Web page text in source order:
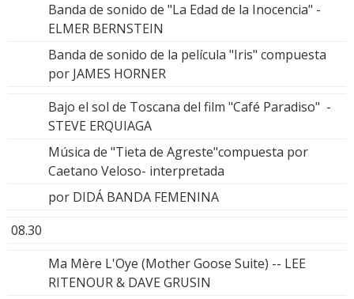
Banda de sonido de "La Edad de la Inocencia" -
ELMER BERNSTEIN
Banda de sonido de la película "Iris" compuesta
por JAMES HORNER
Bajo el sol de Toscana del film "Café Paradiso" -
STEVE ERQUIAGA
Música de "Tieta de Agreste"compuesta por
Caetano Veloso- interpretada
por DIDÁ BANDA FEMENINA
08.30
Ma Mère L'Oye (Mother Goose Suite) -- LEE
RITENOUR & DAVE GRUSIN